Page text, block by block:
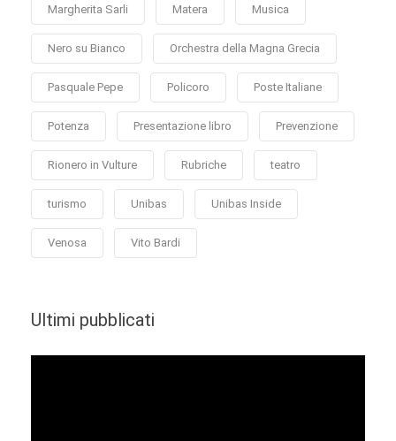
Margherita Sarli Matera Musica
Nero su Bianco Orchestra della Magna Grecia
Pasquale Pepe Policoro Poste Italiane
Potenza Presentazione libro Prevenzione
Rionero in Vulture Rubriche teatro
turismo Unibas Unibas Inside
Venosa Vito Bardi
Ultimi pubblicati